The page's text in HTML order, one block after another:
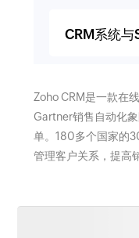
CRM系统与
Zoho CRM是一款在
Gartner销售自动化
单。180多个国家的
管理客户关系，提高